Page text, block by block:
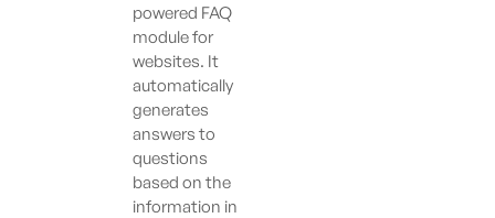
powered FAQ
module for
websites. It
automatically
generates
answers to
questions
based on the
information in